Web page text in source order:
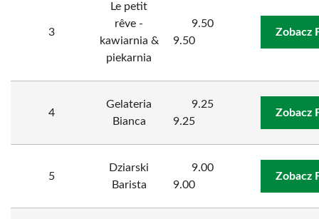
3
Le petit
rêve -
kawiarnia &
piekarnia
9.50
9.50
Zobacz
4
Gelateria
Bianca
9.25
9.25
Zobacz
5
Dziarski
Barista
9.00
9.00
Zobacz